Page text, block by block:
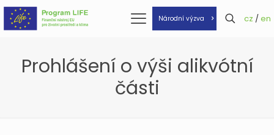
Národní výzva cz / en
Prohlášení o výši alikvótní
části